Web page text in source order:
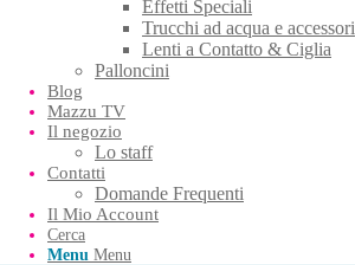
Effetti Speciali
Trucchi ad acqua e accessori
Lenti a Contatto & Ciglia
Palloncini
Blog
Mazzu TV
Il negozio
Lo staff
Contatti
Domande Frequenti
Il Mio Account
Cerca
Menu Menu